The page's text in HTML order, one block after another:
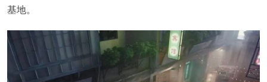
基地。